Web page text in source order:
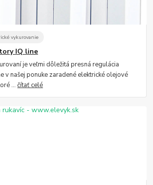
vykurovanie
IQ line
je veľmi dôležitá presná regulácia
v našej ponuke zaradené elektrické olejové
...čítať celé